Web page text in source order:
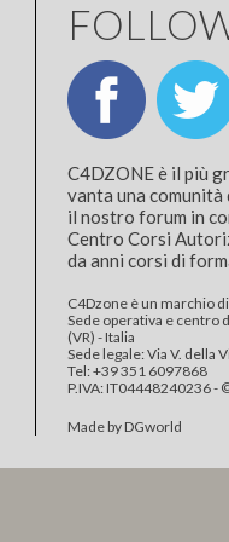
C4DZONE è il più
vanta una
il nostro forum in
Centro Corsi
da anni corsi di
C4Dzone è un marchio
Sede operativa e centro
(VR) - Italia
Sede legale: Via V. della
Tel: +39 351 6097868‬
P.IVA: IT04448240236 -
Made by DGworld